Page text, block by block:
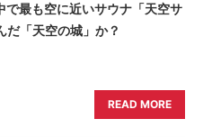
で最も空に近いサウナ「天空サ
だ「天空の城」か？
READ MORE